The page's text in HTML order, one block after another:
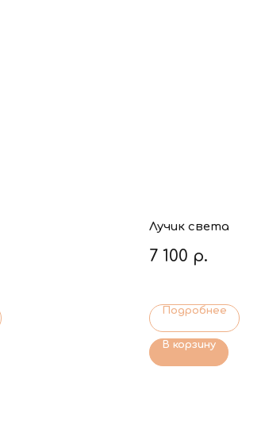
Лучик света
7 100 р.
Подробнее
В корзину